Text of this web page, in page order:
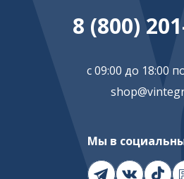
8 (800)
с 09:00 до 18:00
Мы в